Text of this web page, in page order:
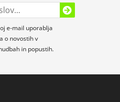
e-mail uporablja
o novostih v
in popustih.